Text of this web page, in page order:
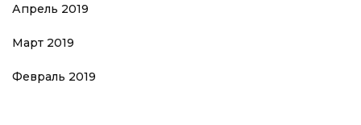
Апрель 2019
Март 2019
Февраль 2019